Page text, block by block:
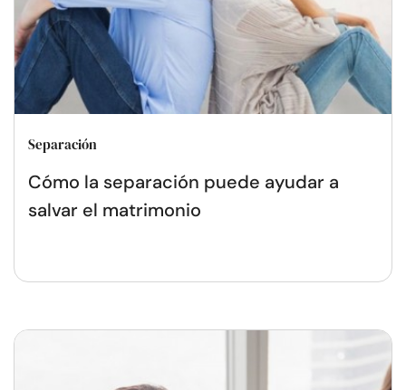
Separación
Cómo la separación puede ayudar a
salvar el matrimonio